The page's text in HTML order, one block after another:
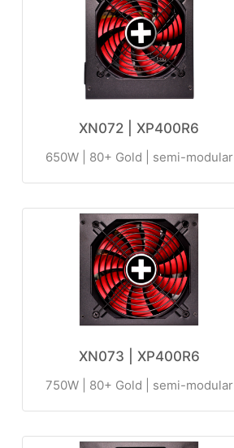
XN072 | XP400R6
650W | 80+ Gold | semi-modular
XN073 | XP400R6
750W | 80+ Gold | semi-modular